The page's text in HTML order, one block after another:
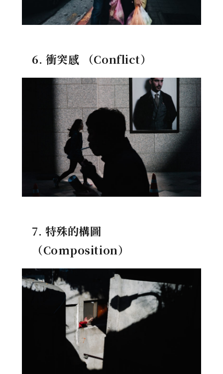
6. 衝突感 （Conflict）
7. 特殊的構圖
（Composition）